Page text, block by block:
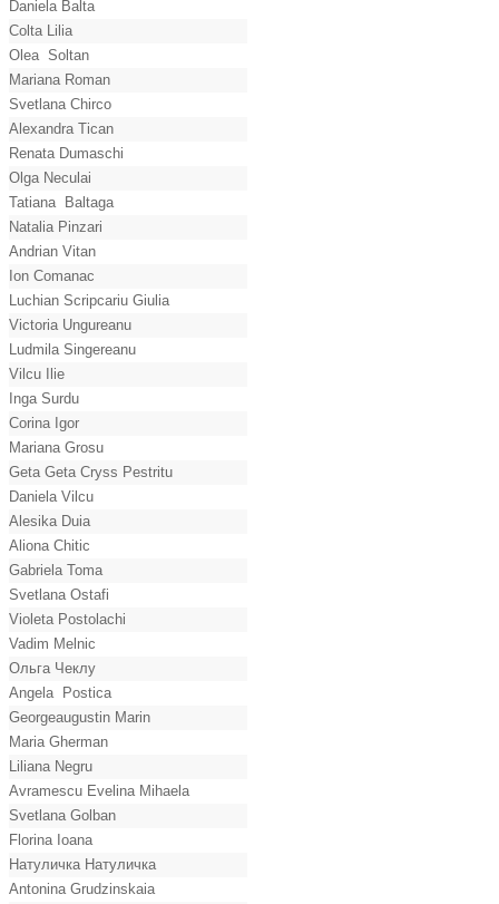
Daniela Balta
Colta Lilia
Olea Soltan
Mariana Roman
Svetlana Chirco
Alexandra Tican
Renata Dumaschi
Olga Neculai
Tatiana Baltaga
Natalia Pinzari
Andrian Vitan
Ion Comanac
Luchian Scripcariu Giulia
Victoria Ungureanu
Ludmila Singereanu
Vilcu Ilie
Inga Surdu
Corina Igor
Mariana Grosu
Geta Geta Cryss Pestritu
Daniela Vilcu
Alesika Duia
Aliona Chitic
Gabriela Toma
Svetlana Ostafi
Violeta Postolachi
Vadim Melnic
Ольга Чеклу
Angela Postica
Georgeaugustin Marin
Maria Gherman
Liliana Negru
Avramescu Evelina Mihaela
Svetlana Golban
Florina Ioana
Натуличка Натуличка
Antonina Grudzinskaia